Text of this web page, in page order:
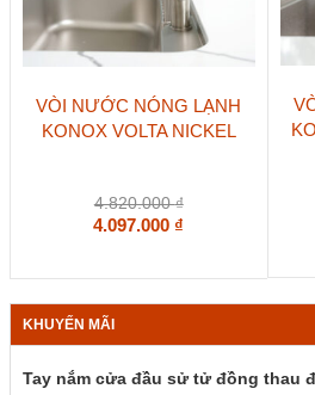
VÒI NƯỚC NÓNG LẠNH
KONOX VOLTA NICKEL
4.820.000₫
4.097.000 ₫
KHUYẾN MÃI
Tay nắm cửa đầu sử tử đồng thau